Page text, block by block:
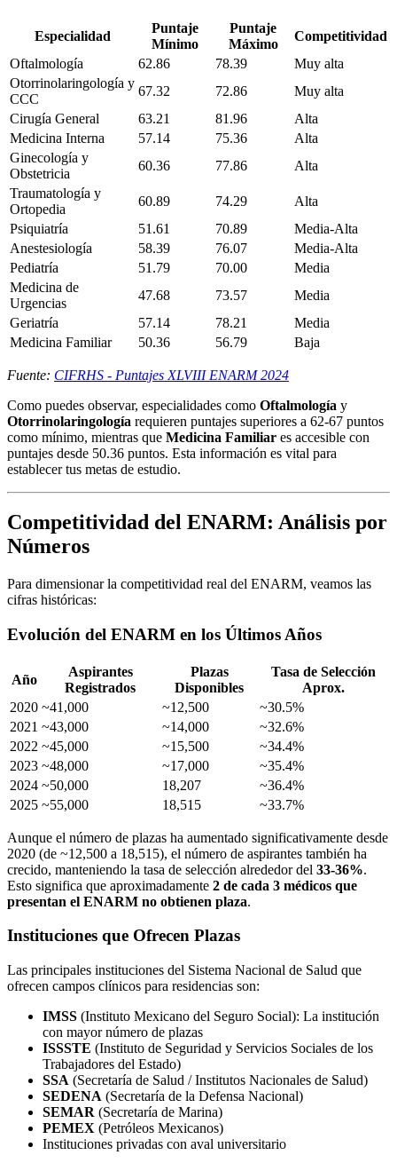
Especialidad
Puntaje
Mínimo
Puntaje
Máximo
Competitividad
Oftalmología
62.86 78.39
Muy alta
Otorrinolaringología y
CCC
67.32 72.86
Muy alta
Cirugía General
63.21 81.96
Alta
Medicina Interna
57.14 75.36
Alta
Ginecología y
Obstetricia
60.36 77.86
Alta
Traumatología y
Ortopedia
60.89 74.29
Alta
Psiquiatría
51.61 70.89
Media-Alta
Anestesiología
58.39 76.07
Media-Alta
Pediatría
51.79 70.00
Media
Medicina de
Urgencias
47.68 73.57
Media
Geriatría
57.14 78.21
Media
Medicina Familiar
50.36 56.79 Baja
Fuente: CIFRHS - Puntajes XLVIII ENARM 2024
Como puedes observar, especialidades como Oftalmología y
Otorrinolaringología requieren puntajes superiores a 62-67 puntos
como mínimo, mientras que Medicina Familiar es accesible con
puntajes desde 50.36 puntos. Esta información es vital para
establecer tus metas de estudio.
Competitividad del ENARM: Análisis por
Números
Para dimensionar la competitividad real del ENARM, veamos las
cifras históricas:
Evolución del ENARM en los Últimos Años
Año
Aspirantes
Registrados
Plazas
Disponibles
Tasa de Selección
Aprox.
2020 ~41,000 ~12,500
~30.5%
2021 ~43,000 ~14,000
~32.6%
2022 ~45,000 ~15,500
~34.4%
2023 ~48,000 ~17,000
~35.4%
2024 ~50,000 18,207
~36.4%
2025 ~55,000 18,515 ~33.7%
Aunque el número de plazas ha aumentado significativamente desde
2020 (de ~12,500 a 18,515), el número de aspirantes también ha
crecido, manteniendo la tasa de selección alrededor del 33-36%.
Esto significa que aproximadamente 2 de cada 3 médicos que
presentan el ENARM no obtienen plaza.
Instituciones que Ofrecen Plazas
Las principales instituciones del Sistema Nacional de Salud que
ofrecen campos clínicos para residencias son:
IMSS (Instituto Mexicano del Seguro Social): La institución
con mayor número de plazas
ISSSTE (Instituto de Seguridad y Servicios Sociales de los
Trabajadores del Estado)
SSA (Secretaría de Salud / Institutos Nacionales de Salud)
SEDENA (Secretaría de la Defensa Nacional)
SEMAR (Secretaría de Marina)
PEMEX (Petróleos Mexicanos)
Instituciones privadas con aval universitario